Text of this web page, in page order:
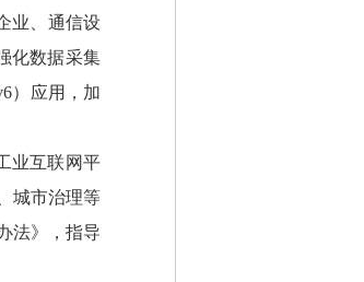
业、通信设
化数据采集
）应用，加
业互联网平
城市治理等
法》，指导